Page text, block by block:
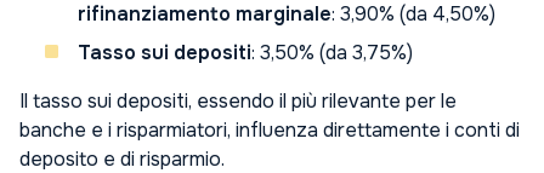
rifinanziamento marginale: 3,90% (da 4,50%)
Tasso sui depositi: 3,50% (da 3,75%)
Il tasso sui depositi, essendo il più rilevante per le
banche e i risparmiatori, influenza direttamente i conti di
deposito e di risparmio.